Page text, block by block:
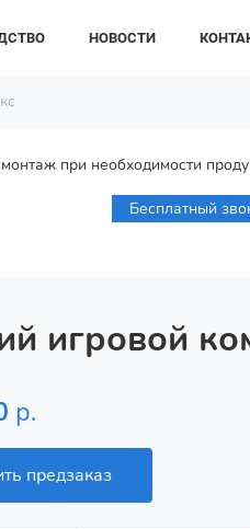
НОВОСТИ
при необходимости
Бесплатный
игровой
р.
предзаказ